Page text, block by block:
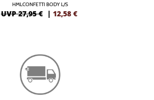
HMLCONFETTI BODY L/S
UVP 27,95 € | 12,58 €